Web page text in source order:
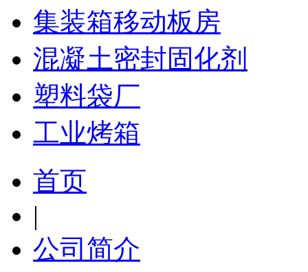
集装箱移动板房
混凝土密封固化剂
塑料袋厂
工业烤箱
首页
|
公司简介